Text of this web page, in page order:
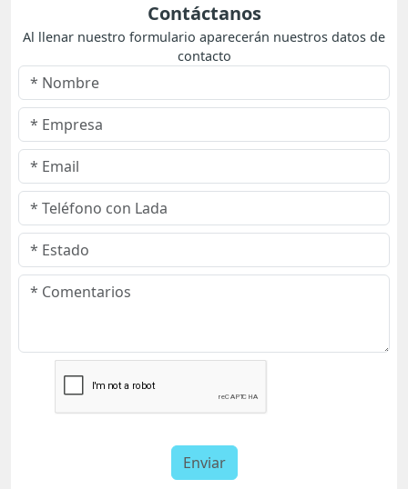
Contáctanos
Al llenar nuestro formulario aparecerán nuestros datos de
contacto